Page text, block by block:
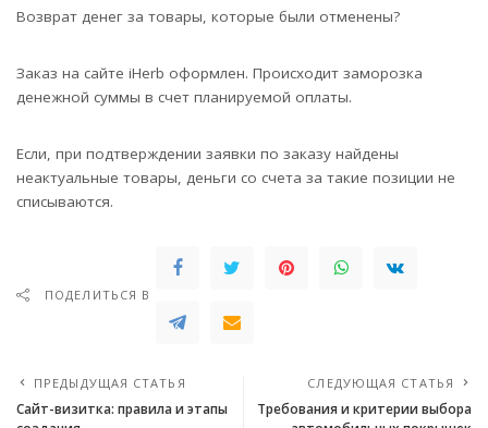
Возврат денег за товары, которые были отменены?
Заказ на сайте iHerb оформлен. Происходит заморозка
денежной суммы в счет планируемой оплаты.
Если, при подтверждении заявки по заказу найдены
неактуальные товары, деньги со счета за такие позиции не
списываются.
ПОДЕЛИТЬСЯ В
ПРЕДЫДУЩАЯ СТАТЬЯ
Сайт-визитка: правила и этапы
СЛЕДУЮЩАЯ СТАТЬЯ
Требования и критерии выбора